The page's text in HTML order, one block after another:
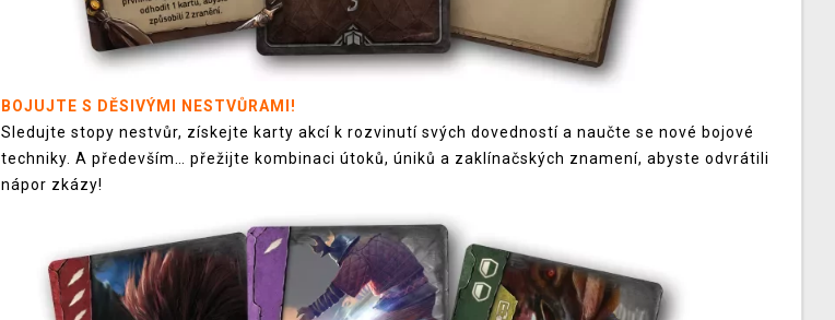
BOJUJTE S DĚSIVÝMI NESTVŮRAMI!
Sledujte stopy nestvůr, získejte karty akcí k rozvinutí svých dovedností a naučte se nové bojové
techniky. A především… přežijte kombinaci útoků, úniků a zaklínačských znamení, abyste odvrátili
nápor zkázy!